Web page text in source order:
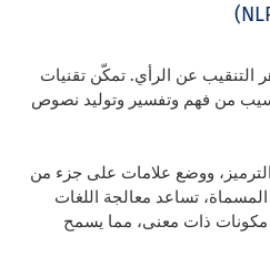
التنقيب عن الرأي. تمكّن تقنيات
من فهم وتفسير وتوليد نصوص
ووضع علامات على جزء من
المسماة، تساعد معالجة اللغات
مكونات ذات معنى، مما يسمح